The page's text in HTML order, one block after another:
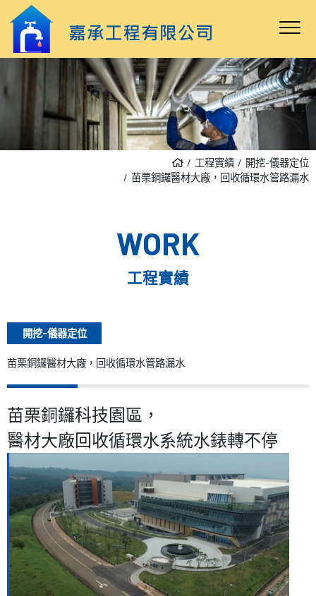
工程實績
開挖-儀器定位
苗栗銅鑼醫材大廠，回收循環水管路漏水
WORK
工程實績
開挖-儀器定位
苗栗銅鑼醫材大廠，回收循環水管路漏水
苗栗銅鑼科技園區，
醫材大廠回收循環水系統水錶轉不停